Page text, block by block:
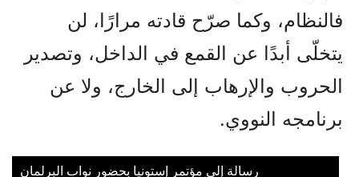
فالنظام، وكما صرّح قادته مرارًا، لن
يتخلّى أبدًا عن القمع في الداخل، وتصدير
الحروب والإرهاب إلى الخارج، ولا عن
برنامجه النووي.
رسالة إلى مؤتمر إستونيا بحضور نواب البرلمان